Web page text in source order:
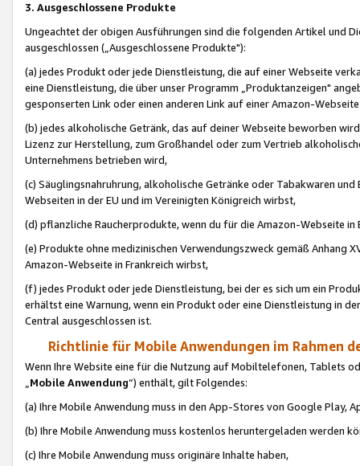
3. Ausgeschlossene Produkte
Ungeachtet der obigen Ausführungen sind die folgenden Artikel und
ausgeschlossen („Ausgeschlossene Produkte"):
(a) jedes Produkt oder jede Dienstleistung, die auf einer Webseite
eine Dienstleistung, die über unser Programm „Produktanzeigen"
gesponserten Link oder einen anderen Link auf einer Amazon-
(b) jedes alkoholische Getränk, das auf deiner Webseite beworben
Lizenz zur Herstellung, zum Großhandel oder zum Vertrieb
Unternehmens betrieben wird,
(c) Säuglingsnahruhrung, alkoholische Getränke oder Tabakwaren
Webseiten in der EU und im Vereinigten Königreich wirbst,
(d) pflanzliche Raucherprodukte, wenn du für die Amazon-Webseite in
(e) Produkte ohne medizinischen Verwendungszweck gemäß Anhang
Amazon-Webseite in Frankreich wirbst,
(f) jedes Produkt oder jede Dienstleistung, bei der es sich um ein
erhältst eine Warnung, wenn ein Produkt oder eine Dienstleistung in
Central ausgeschlossen ist.
Richtlinie für Mobile Anwendungen im Rahmen
Wenn Ihre Website eine für die Nutzung auf Mobiltelefonen, Tablets
„Mobile Anwendung“) enthält, gilt Folgendes:
(a) Ihre Mobile Anwendung muss in den App-Stores von Google Play,
(b) Ihre Mobile Anwendung muss kostenlos heruntergeladen werden
(c) Ihre Mobile Anwendung muss originäre Inhalte haben,